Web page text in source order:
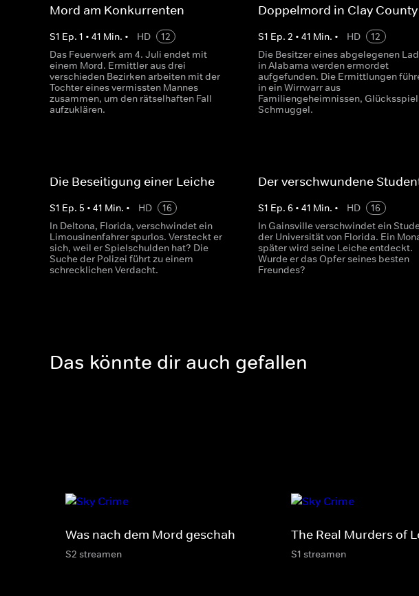
Mord am Konkurrenten
S1 Ep. 1 • 41 Min. • HD
12
Das Feuerwerk am 4. Juli endet mit
einem Mord. Ermittler aus drei
verschieden Bezirken arbeiten mit der
Tochter eines vermissten Mannes
zusammen, um den rätselhaften Fall
aufzuklären.
Doppelmord in Clay County
S1 Ep.2 •41 Min. • HD
12
Die Besitzer eines abgelegenen
in Alabama werden ermordet
aufgefunden. Die Ermittlungen
in ein Wirrwarr aus
Familiengeheimnissen,
Schmuggel.
Die Beseitigung einer Leiche
S1 Ep. 5 • 41 Min. • HD
16
In Deltona, Florida, verschwindet ein
Limousinenfahrer spurlos. Versteckt er
sich, weil er Spielschulden hat? Die
Suche der Polizei führt zu einem
schrecklichen Verdacht.
Der verschwundene
S1 Ep.6 •41 Min. • HD
16
In Gainsville verschwindet ein
der Universität von Florida. Ein
später wird seine Leiche entdeckt.
Wurde er das Opfer seines besten
Freundes?
Das könnte dir auch gefallen
Was nach dem Mord geschah
S2 streamen
The Real Murders of
S1 streamen